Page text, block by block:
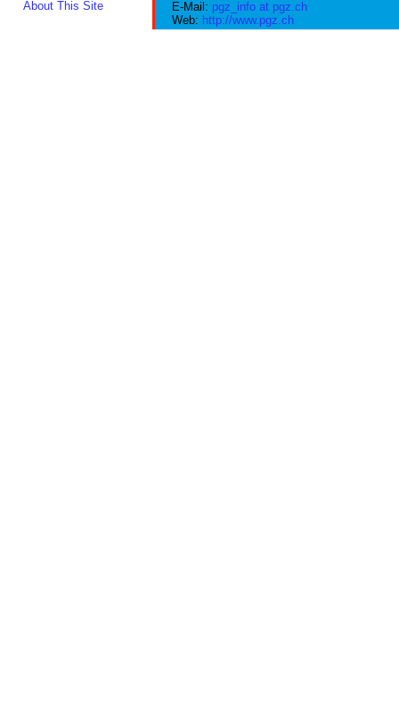
About This Site E-Mail: pgz_info at pgz.ch
Web: http://www.pgz.ch